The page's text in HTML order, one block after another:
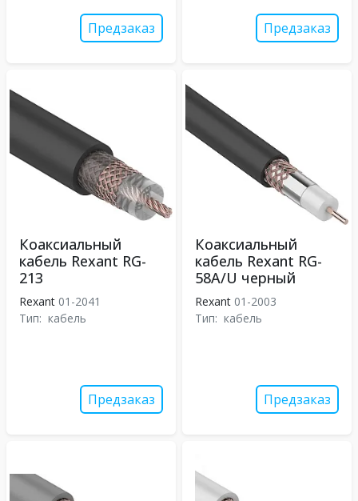
Предзаказ Предзаказ
Коаксиальный
кабель Rexant RG-
213
Rexant 01-2041
Тип: кабель
Предзаказ
Коаксиальный
кабель Rexant RG-
58A/U черный
Rexant 01-2003
Тип: кабель
Предзаказ